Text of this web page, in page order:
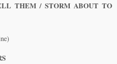
THEM / STORM ABOUT TO